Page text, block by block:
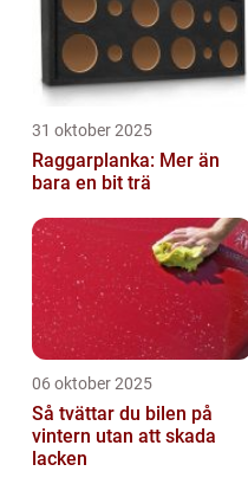
31 oktober 2025
Raggarplanka: Mer än
bara en bit trä
06 oktober 2025
Så tvättar du bilen på
vintern utan att skada
lacken